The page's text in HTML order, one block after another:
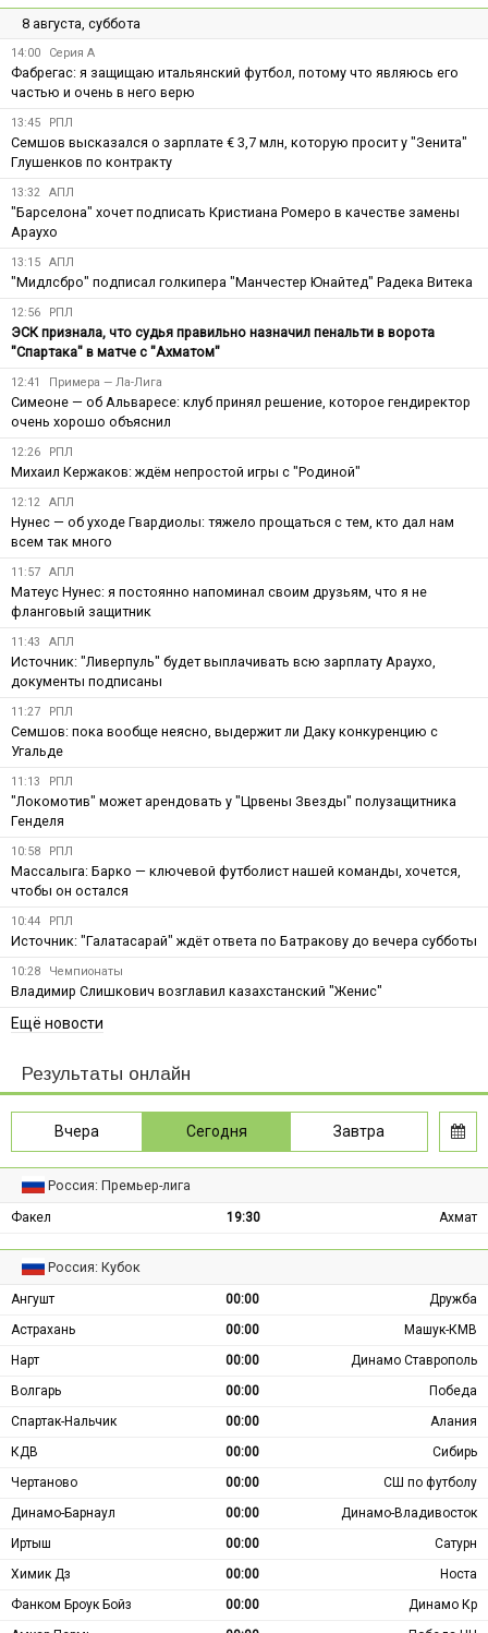
8 августа, суббота
14:00 Серия А
Фабрегас: я защищаю итальянский футбол, потому что являюсь его
частью и очень в него верю
13:45 РПЛ
Семшов высказался о зарплате € 3,7 млн, которую просит у "Зенита"
Глушенков по контракту
13:32 АПЛ
"Барселона" хочет подписать Кристиана Ромеро в качестве замены
Араухо
13:15 АПЛ
"Мидлсбро" подписал голкипера "Манчестер Юнайтед" Радека Витека
12:56 РПЛ
ЭСК признала, что судья правильно назначил пенальти в ворота
"Спартака" в матче с "Ахматом"
12:41 Примера — Ла-Лига
Симеоне — об Альваресе: клуб принял решение, которое гендиректор
очень хорошо объяснил
12:26 РПЛ
Михаил Кержаков: ждём непростой игры с "Родиной"
12:12 АПЛ
Нунес — об уходе Гвардиолы: тяжело прощаться с тем, кто дал нам
всем так много
11:57 АПЛ
Матеус Нунес: я постоянно напоминал своим друзьям, что я не
фланговый защитник
11:43 АПЛ
Источник: "Ливерпуль" будет выплачивать всю зарплату Араухо,
документы подписаны
11:27 РПЛ
Семшов: пока вообще неясно, выдержит ли Даку конкуренцию с
Угальде
11:13 РПЛ
"Локомотив" может арендовать у "Црвены Звезды" полузащитника
Генделя
10:58 РПЛ
Массалыга: Барко — ключевой футболист нашей команды, хочется,
чтобы он остался
10:44 РПЛ
Источник: "Галатасарай" ждёт ответа по Батракову до вечера субботы
10:28 Чемпионаты
Владимир Слишкович возглавил казахстанский "Женис"
Ещё новости
Результаты онлайн
Вчера Сегодня Завтра
Россия: Премьер-лига
Факел 19:30 Ахмат
Россия: Кубок
Ангушт 00:00
Дружба
Астрахань
00:00
Машук-КМВ
Нарт
00:00
Динамо Ставрополь
Волгарь
00:00
Победа
Спартак-Нальчик
00:00
Алания
КДВ
00:00
Сибирь
Чертаново
00:00
СШ по футболу
Динамо-Барнаул
00:00
Динамо-Владивосток
Иртыш
00:00
Сатурн
Химик Дз
00:00
Носта
Фанком Броук Бойз
00:00
Динамо Кр